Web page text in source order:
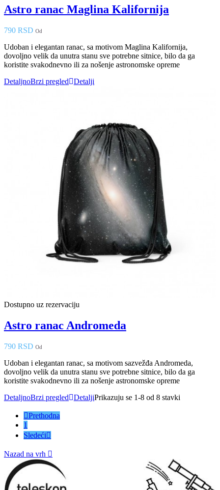
Astro ranac Maglina Kalifornija
790 RSD Od
Udoban i elegantan ranac, sa motivom Maglina Kalifornija,
dovoljno velik da unutra stanu sve potrebne sitnice, bilo da ga
koristite svakodnevno ili za nošenje astronomske opreme
DetaljnoBrzi pregled Detalji
Dostupno uz rezervaciju
Astro ranac Andromeda
790 RSD Od
Udoban i elegantan ranac, sa motivom sazvežđa Andromeda,
dovoljno velik da unutra stanu sve potrebne sitnice, bilo da ga
koristite svakodnevno ili za nošenje astronomske opreme
DetaljnoBrzi pregled DetaljiPrikazuju se 1-8 od 8 stavki
Prethodna
1
Sledeći
Nazad na vrh 